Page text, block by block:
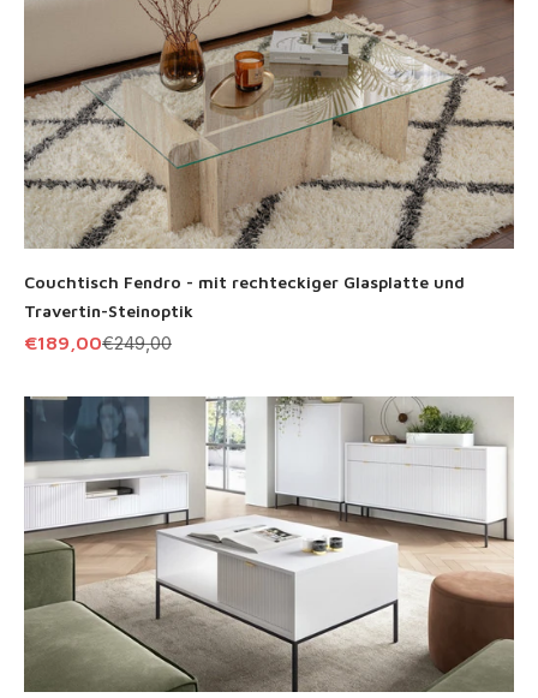
Couchtisch Fendro - mit rechteckiger Glasplatte und
Travertin-Steinoptik
Angebot
€189,00Regulärer Preis
€249,00